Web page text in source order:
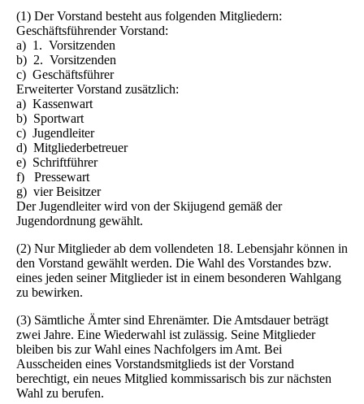
(1) Der Vorstand besteht aus folgenden Mitgliedern:
Geschäftsführender Vorstand:
a) 1. Vorsitzenden
b) 2. Vorsitzenden
c) Geschäftsführer
Erweiterter Vorstand zusätzlich:
a) Kassenwart
b) Sportwart
c) Jugendleiter
d) Mitgliederbetreuer
e) Schriftführer
f) Pressewart
g) vier Beisitzer
Der Jugendleiter wird von der Skijugend gemäß der
Jugendordnung gewählt.
(2) Nur Mitglieder ab dem vollendeten 18. Lebensjahr können in
den Vorstand gewählt werden. Die Wahl des Vorstandes bzw.
eines jeden seiner Mitglieder ist in einem besonderen Wahlgang
zu bewirken.
(3) Sämtliche Ämter sind Ehrenämter. Die Amtsdauer beträgt
zwei Jahre. Eine Wiederwahl ist zulässig. Seine Mitglieder
bleiben bis zur Wahl eines Nachfolgers im Amt. Bei
Ausscheiden eines Vorstandsmitglieds ist der Vorstand
berechtigt, ein neues Mitglied kommissarisch bis zur nächsten
Wahl zu berufen.